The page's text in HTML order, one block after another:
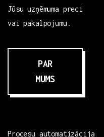
Jūsu uzņēmuma preci
vai pakalpojumu.
PAR
MUMS
Procesu automatizācija